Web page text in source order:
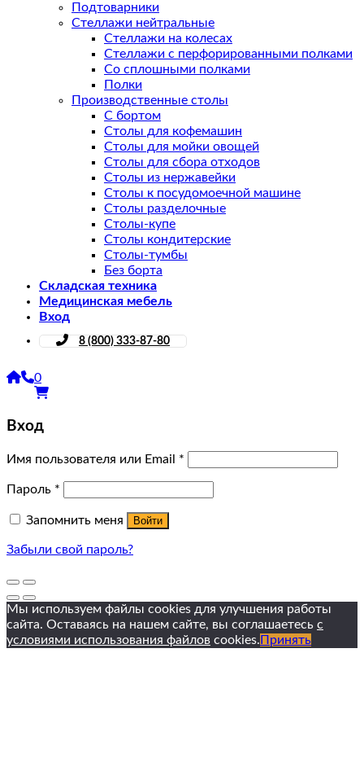
Подтоварники
Стеллажи нейтральные
Стеллажи на колесах
Стеллажи с перфорированными полками
Со сплошными полками
Полки
Производственные столы
С бортом
Столы для кофемашин
Столы для мойки овощей
Столы для сбора отходов
Столы из нержавейки
Столы к посудомоечной машине
Столы разделочные
Столы-купе
Столы кондитерские
Столы-тумбы
Без борта
Складская техника
Медицинская мебель
Вход
8 (800) 333-87-80
0
Вход
Имя пользователя или Email *
Пароль *
Запомнить меня Войти
Забыли свой пароль?
Мы используем файлы cookies для улучшения работы
сайта. Оставаясь на нашем сайте, вы соглашаетесь с
условиями использования файлов cookies. Принять